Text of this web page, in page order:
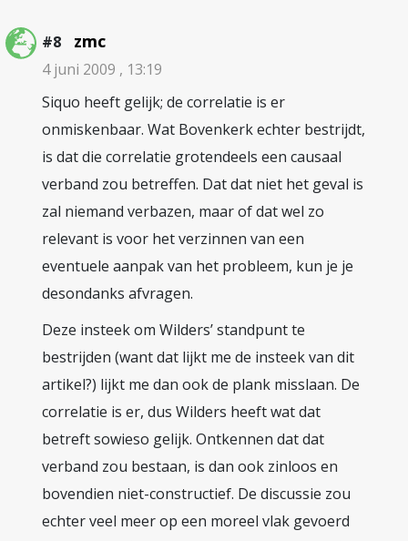
#8 zmc
4 juni 2009 , 13:19
Siquo heeft gelijk; de correlatie is er
onmiskenbaar. Wat Bovenkerk echter bestrijdt,
is dat die correlatie grotendeels een causaal
verband zou betreffen. Dat dat niet het geval is
zal niemand verbazen, maar of dat wel zo
relevant is voor het verzinnen van een
eventuele aanpak van het probleem, kun je je
desondanks afvragen.
Deze insteek om Wilders’ standpunt te
bestrijden (want dat lijkt me de insteek van dit
artikel?) lijkt me dan ook de plank misslaan. De
correlatie is er, dus Wilders heeft wat dat
betreft sowieso gelijk. Ontkennen dat dat
verband zou bestaan, is dan ook zinloos en
bovendien niet-constructief. De discussie zou
echter veel meer op een moreel vlak gevoerd